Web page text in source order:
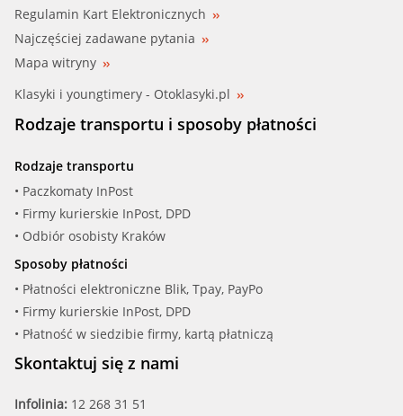
Regulamin Kart Elektronicznych
Najczęściej zadawane pytania
Mapa witryny
Klasyki i youngtimery - Otoklasyki.pl
Rodzaje transportu i sposoby płatności
Rodzaje transportu
• Paczkomaty InPost
• Firmy kurierskie InPost, DPD
• Odbiór osobisty Kraków
Sposoby płatności
• Płatności elektroniczne Blik, Tpay, PayPo
• Firmy kurierskie InPost, DPD
• Płatność w siedzibie firmy, kartą płatniczą
Skontaktuj się z nami
Infolinia: 12 268 31 51